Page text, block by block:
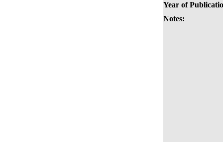
Year of
Notes: